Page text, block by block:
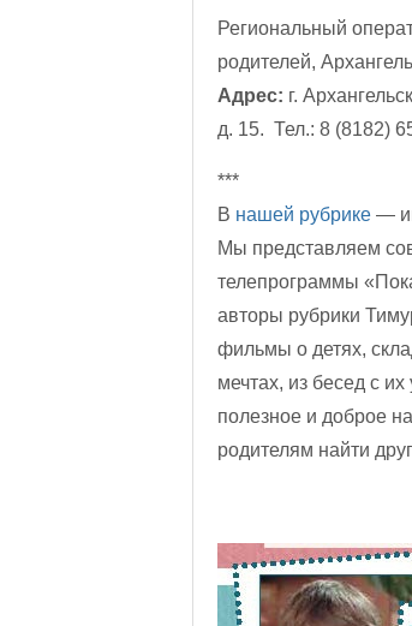
Региональный
родителей,
Адрес: г.
д. 15. Тел.: 8 (8182)
***
В нашей рубрике —
Мы представляем
телепрограммы
авторы рубрики
фильмы о детях,
мечтах, из бесед с
полезное и доброе
родителям найти